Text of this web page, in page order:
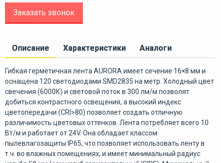
Заказать звонок
Описание Характеристики Аналоги
Гибкая герметичная лента AURORA имеет сечение 16×8 мм и
оснащена 120 светодиодами SMD2835 на метр. Холодный цвет
свечения (6000К) и световой поток в 300 лм/м позволят
добиться контрастного освещения, а высокий индекс
цветопередачи (CRI>80) позволяет создать отличную
различимость цветовых оттенков. Лента потребляет всего 10
Вт/м и работает от 24V. Она обладает классом
пылевлагозащиты IP65, что позволяет использовать ленту в
т.ч. во влажных помещениях, и имеет минимальный радиус